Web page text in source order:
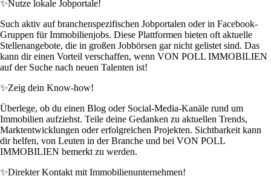
✨Nutze lokale Jobportale!
Such aktiv auf branchenspezifischen Jobportalen oder in Facebook-
Gruppen für Immobilienjobs. Diese Plattformen bieten oft aktuelle
Stellenangebote, die in großen Jobbörsen gar nicht gelistet sind. Das
kann dir einen Vorteil verschaffen, wenn VON POLL IMMOBILIEN
auf der Suche nach neuen Talenten ist!
✨Zeig dein Know-how!
Überlege, ob du einen Blog oder Social-Media-Kanäle rund um
Immobilien aufziehst. Teile deine Gedanken zu aktuellen Trends,
Marktentwicklungen oder erfolgreichen Projekten. Sichtbarkeit kann
dir helfen, von Leuten in der Branche und bei VON POLL
IMMOBILIEN bemerkt zu werden.
✨Direkter Kontakt mit Immobilienunternehmen!